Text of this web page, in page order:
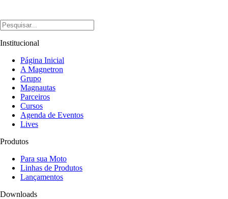
Institucional
Página Inicial
A Magnetron
Grupo
Magnautas
Parceiros
Cursos
Agenda de Eventos
Lives
Produtos
Para sua Moto
Linhas de Produtos
Lançamentos
Downloads